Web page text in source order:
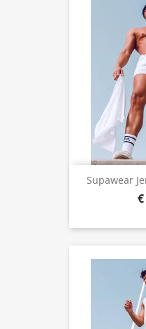
Supawear